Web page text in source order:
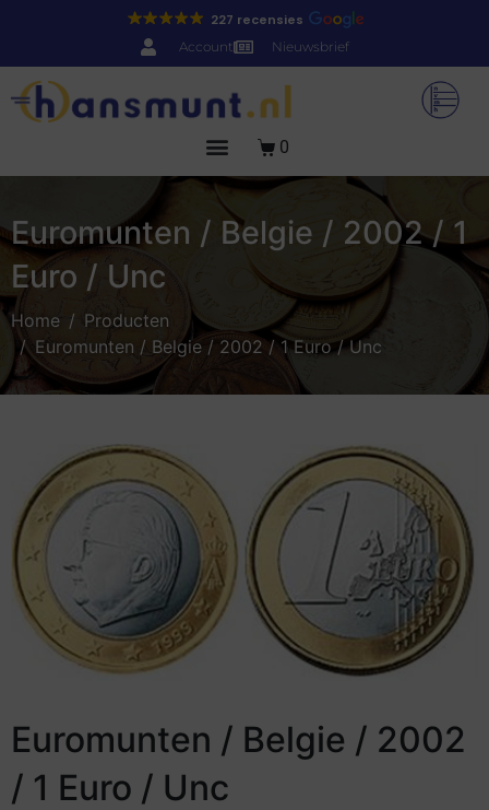
227 recensies
Account Nieuwsbrief
0
Euromunten / Belgie / 2002 / 1
Euro / Unc
Home
Producten
Euromunten / Belgie / 2002 / 1 Euro / Unc
Euromunten / Belgie / 2002
/ 1 Euro / Unc